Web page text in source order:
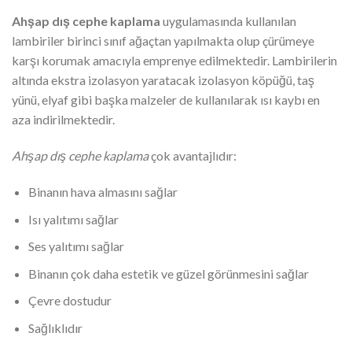
Ahşap dış cephe kaplama uygulamasında kullanılan
lambiriler birinci sınıf ağaçtan yapılmakta olup çürümeye
karşı korumak amacıyla emprenye edilmektedir. Lambirilerin
altında ekstra izolasyon yaratacak izolasyon köpüğü, taş
yünü, elyaf gibi başka malzeler de kullanılarak ısı kaybı en
aza indirilmektedir.
Ahşap dış cephe kaplamaçok avantajlıdır:
Binanın hava almasını sağlar
Isı yalıtımı sağlar
Ses yalıtımı sağlar
Binanın çok daha estetik ve güzel görünmesini sağlar
Çevre dostudur
Sağlıklıdır